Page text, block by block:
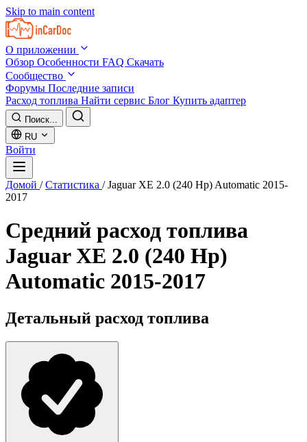
Skip to main content
О приложении
Обзор Особенности FAQ Скачать
Сообщество
Форумы Последние записи
Расход топлива Найти сервис Блог Купить адаптер
Поиск...
RU
Войти
Домой / Статистика / Jaguar XE 2.0 (240 Hp) Automatic 2015-
2017
Средний расход топлива
Jaguar XE 2.0 (240 Hp)
Automatic 2015-2017
Детальный расход топлива